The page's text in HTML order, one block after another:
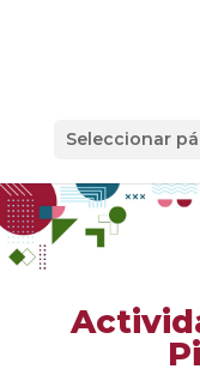
Seleccionar